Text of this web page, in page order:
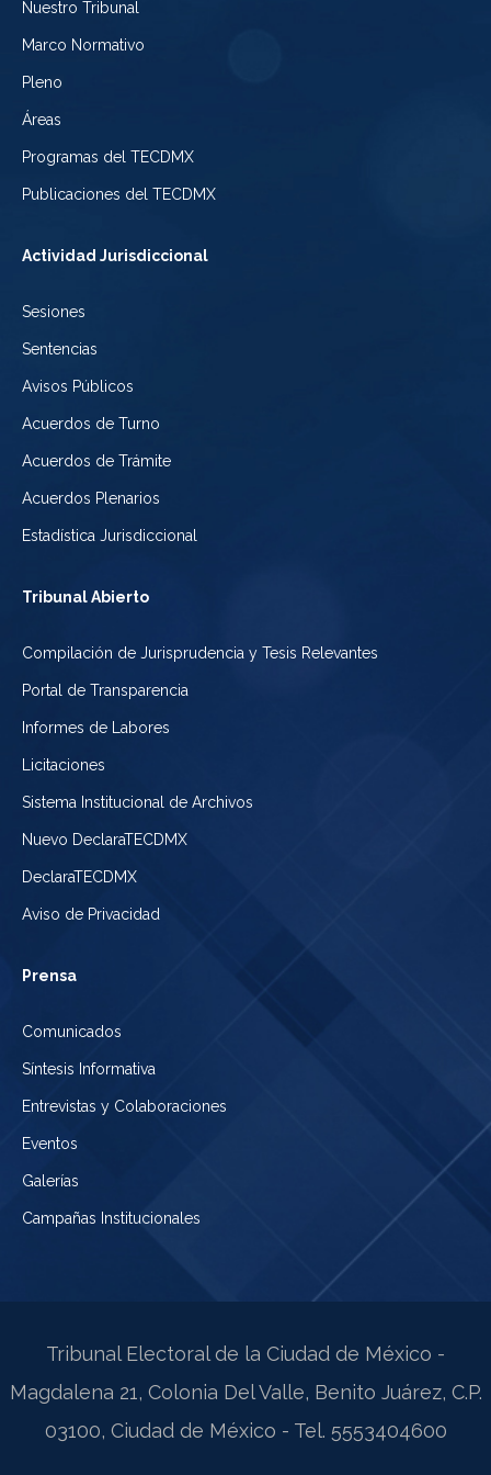
Nuestro Tribunal
Marco Normativo
Pleno
Áreas
Programas del TECDMX
Publicaciones del TECDMX
Actividad Jurisdiccional
Sesiones
Sentencias
Avisos Públicos
Acuerdos de Turno
Acuerdos de Trámite
Acuerdos Plenarios
Estadística Jurisdiccional
Tribunal Abierto
Compilación de Jurisprudencia y Tesis Relevantes
Portal de Transparencia
Informes de Labores
Licitaciones
Sistema Institucional de Archivos
Nuevo DeclaraTECDMX
DeclaraTECDMX
Aviso de Privacidad
Prensa
Comunicados
Síntesis Informativa
Entrevistas y Colaboraciones
Eventos
Galerías
Campañas Institucionales
Tribunal Electoral de la Ciudad de México -
Magdalena 21, Colonia Del Valle, Benito Juárez, C.P.
03100, Ciudad de México - Tel. 5553404600